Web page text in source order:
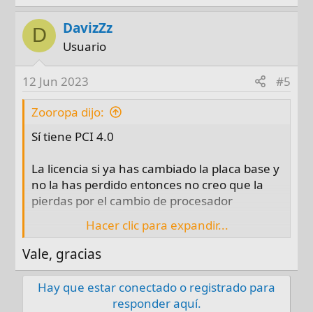
D DavizZz
Usuario
12 Jun 2023
#5
Zooropa dijo:
Sí tiene PCI 4.0
La licencia si ya has cambiado la placa base y
no la has perdido entonces no creo que la
pierdas por el cambio de procesador
Los drivers para Windows son los de la placa
base, así que si ya hiciste el cambio de placa
base, el procesador no influye para el
arranque de Windows
Hacer clic para expandir...
Vale, gracias
Hay que estar conectado o registrado para
responder aquí.